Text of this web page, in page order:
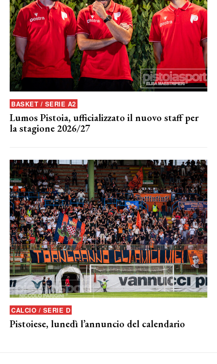
BASKET / SERIE A2
Lumos Pistoia, ufficializzato il nuovo staff per
la stagione 2026/27
CALCIO / SERIE D
Pistoiese, lunedì l’annuncio del calendario